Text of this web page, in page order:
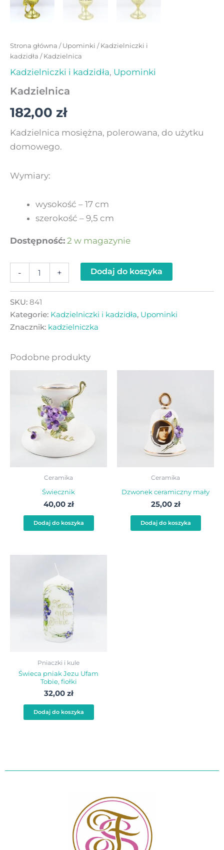
Strona główna /Upominki /Kadzielniczki i
kadzidła / Kadzielnica
Kadzielniczki i kadzidła, Upominki
Kadzielnica
182,00 zł
Kadzielnica mosiężna, polerowana, do użytku
domowego.
Wymiary:
wysokość – 17 cm
szerokość – 9,5 cm
Dostępność: 2 w magazynie
- + Dodaj do koszyka
SKU: 841
Kategorie: Kadzielniczki i kadzidła, Upominki
Znacznik: kadzielniczka
Podobne produkty
Ceramika
Świecznik
40,00 zł
Dodaj do koszyka
Ceramika
Dzwonek ceramiczny mały
25,00 zł
Dodaj do koszyka
Pniaczki i kule
Świeca pniak Jezu Ufam
Tobie, fiołki
32,00 zł
Dodaj do koszyka